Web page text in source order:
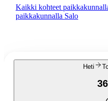
Kaikki kohteet
paikkakunnalla Salo
Heti